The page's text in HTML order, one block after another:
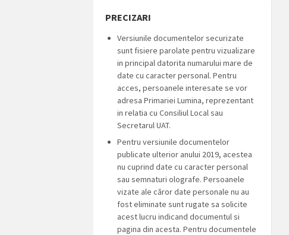
PRECIZARI
Versiunile documentelor securizate
sunt fisiere parolate pentru vizualizare
in principal datorita numarului mare de
date cu caracter personal. Pentru
acces, persoanele interesate se vor
adresa Primariei Lumina, reprezentant
in relatia cu Consiliul Local sau
Secretarul UAT.
Pentru versiunile documentelor
publicate ulterior anului 2019, acestea
nu cuprind date cu caracter personal
sau semnaturi olografe. Persoanele
vizate ale căror date personale nu au
fost eliminate sunt rugate sa solicite
acest lucru indicand documentul si
pagina din acesta. Pentru documentele